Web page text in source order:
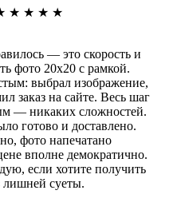
★ ★ ★ ★
— это скорость и
фото 20х20 с рамкой.
выбрал изображение,
заказ на сайте. Весь шаг
— никаких сложностей.
готово и доставлено.
фото напечатано
вполне демократично.
если хотите получить
лишней суеты.